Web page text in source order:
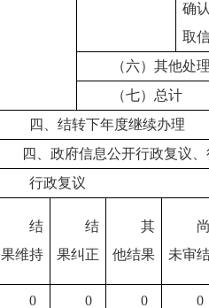
确
取
（六）其他处理
（七）总计
四、结转下年度继续办理
四、政府信息公开行政复议
行政复议
结
果维持
结
果纠正
其
他结果
尚
未审
0 0 0 0